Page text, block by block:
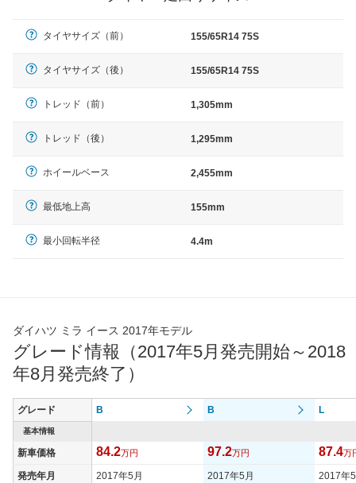
タイヤサイズ（前） 155/65R14 75S
タイヤサイズ（後） 155/65R14 75S
トレッド（前） 1,305mm
トレッド（後） 1,295mm
ホイールベース 2,455mm
最低地上高 155mm
最小回転半径 4.4m
ダイハツ ミラ イース 2017年モデル
グレード情報（2017年5月発売開始～2018
年8月発売終了）
グレード B B L
基本情報
新車価格 84.2万円 97.2万円 87.4万
発売年月 2017年5月 2017年5月 2017年